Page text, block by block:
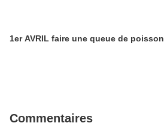
1er AVRIL faire une queue de poisson
Commentaires